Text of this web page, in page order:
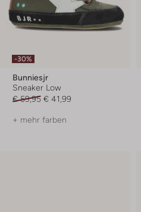
-30%
Bunniesjr
Sneaker Low
€ 59,95 € 41,99
+ mehr farben